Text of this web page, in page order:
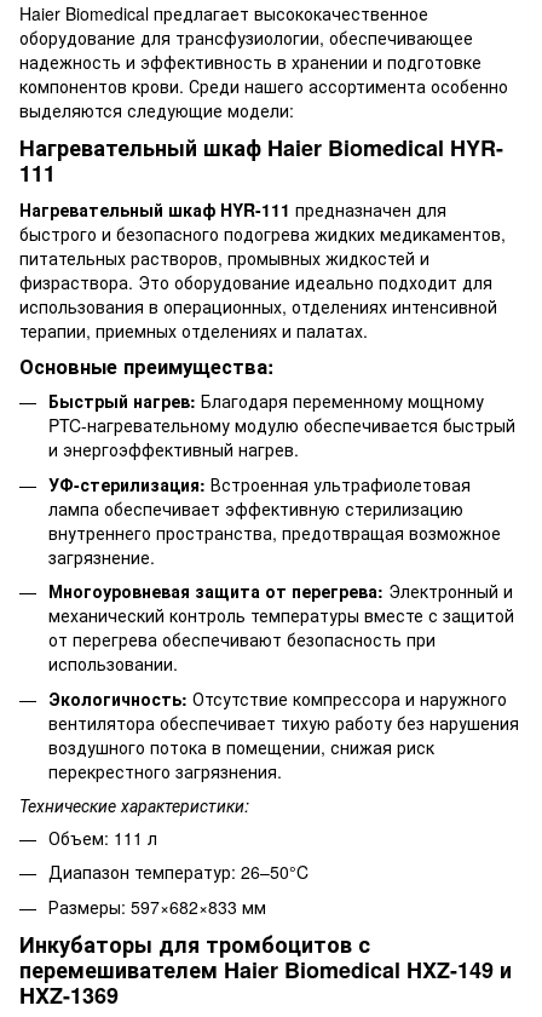
Haier Biomedical предлагает высококачественное
оборудование для трансфузиологии, обеспечивающее
надежность и эффективность в хранении и подготовке
компонентов крови. Среди нашего ассортимента особенно
выделяются следующие модели:
Нагревательный шкаф Haier Biomedical HYR-
111
Нагревательный шкаф HYR-111 предназначен для
быстрого и безопасного подогрева жидких медикаментов,
питательных растворов, промывных жидкостей и
физраствора. Это оборудование идеально подходит для
использования в операционных, отделениях интенсивной
терапии, приемных отделениях и палатах.
Основные преимущества:
Быстрый нагрев: Благодаря переменному мощному
PTC-нагревательному модулю обеспечивается быстрый
и энергоэффективный нагрев.
УФ-стерилизация: Встроенная ультрафиолетовая
лампа обеспечивает эффективную стерилизацию
внутреннего пространства, предотвращая возможное
загрязнение.
Многоуровневая защита от перегрева: Электронный и
механический контроль температуры вместе с защитой
от перегрева обеспечивают безопасность при
использовании.
Экологичность: Отсутствие компрессора и наружного
вентилятора обеспечивает тихую работу без нарушения
воздушного потока в помещении, снижая риск
перекрестного загрязнения.
Технические характеристики:
Объем: 111 л
Диапазон температур: 26–50°C
Размеры: 597×682×833 мм
Инкубаторы для тромбоцитов с
перемешивателем Haier Biomedical HXZ-149 и
HXZ-1369